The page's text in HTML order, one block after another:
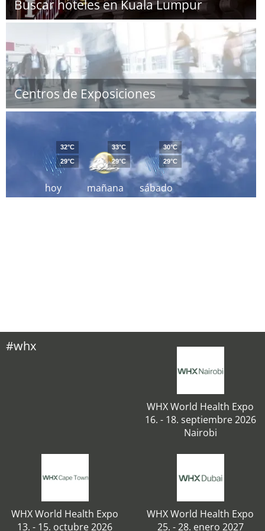
Buscar hoteles en Kuala Lumpur
Centros de Exposiciones
hoy
32°C
29°C
mañana
33°C
29°C
sábado
30°C
29°C
#whx
WHX World Health Expo
16. - 18. septiembre 2026
Nairobi
WHX World Health Expo
13. - 15. octubre 2026
WHX World Health Expo
25. - 28. enero 2027